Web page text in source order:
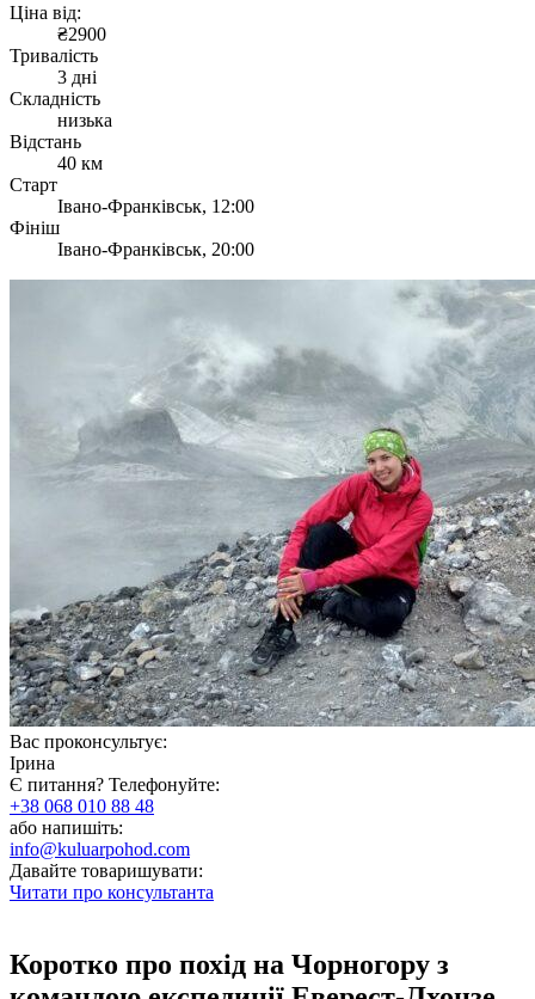
Ціна від:
₴2900
Тривалість
3 дні
Складність
низька
Відстань
40 км
Старт
Івано-Франківськ, 12:00
Фініш
Івано-Франківськ, 20:00
Вас проконсультує:
Ірина
Є питання? Телефонуйте:
+38 068 010 88 48
або напишіть:
info@kuluarpohod.com
Давайте товаришувати:
Читати про консультанта
Коротко про похід на Чорногору з